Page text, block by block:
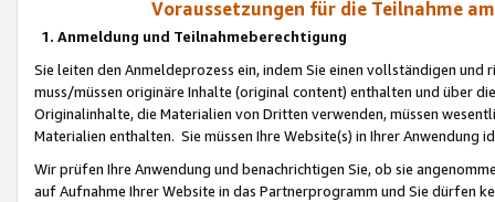
Voraussetzungen für die Teilnahme
1. Anmeldung und Teilnahmeberechtigung
Sie leiten den Anmeldeprozess ein, indem Sie einen vollständigen
muss/müssen originäre Inhalte (original content) enthalten und über
Originalinhalte, die Materialien von Dritten verwenden, müssen
Materialien enthalten. Sie müssen Ihre Website(s) in Ihrer Anwendung
Wir prüfen Ihre Anwendung und benachrichtigen Sie, ob sie
auf Aufnahme Ihrer Website in das Partnerprogramm und Sie dürfen